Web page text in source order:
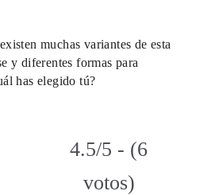
muchas variantes de esta
y diferentes formas para
has elegido tú?
4.5/5 - (6
votos)